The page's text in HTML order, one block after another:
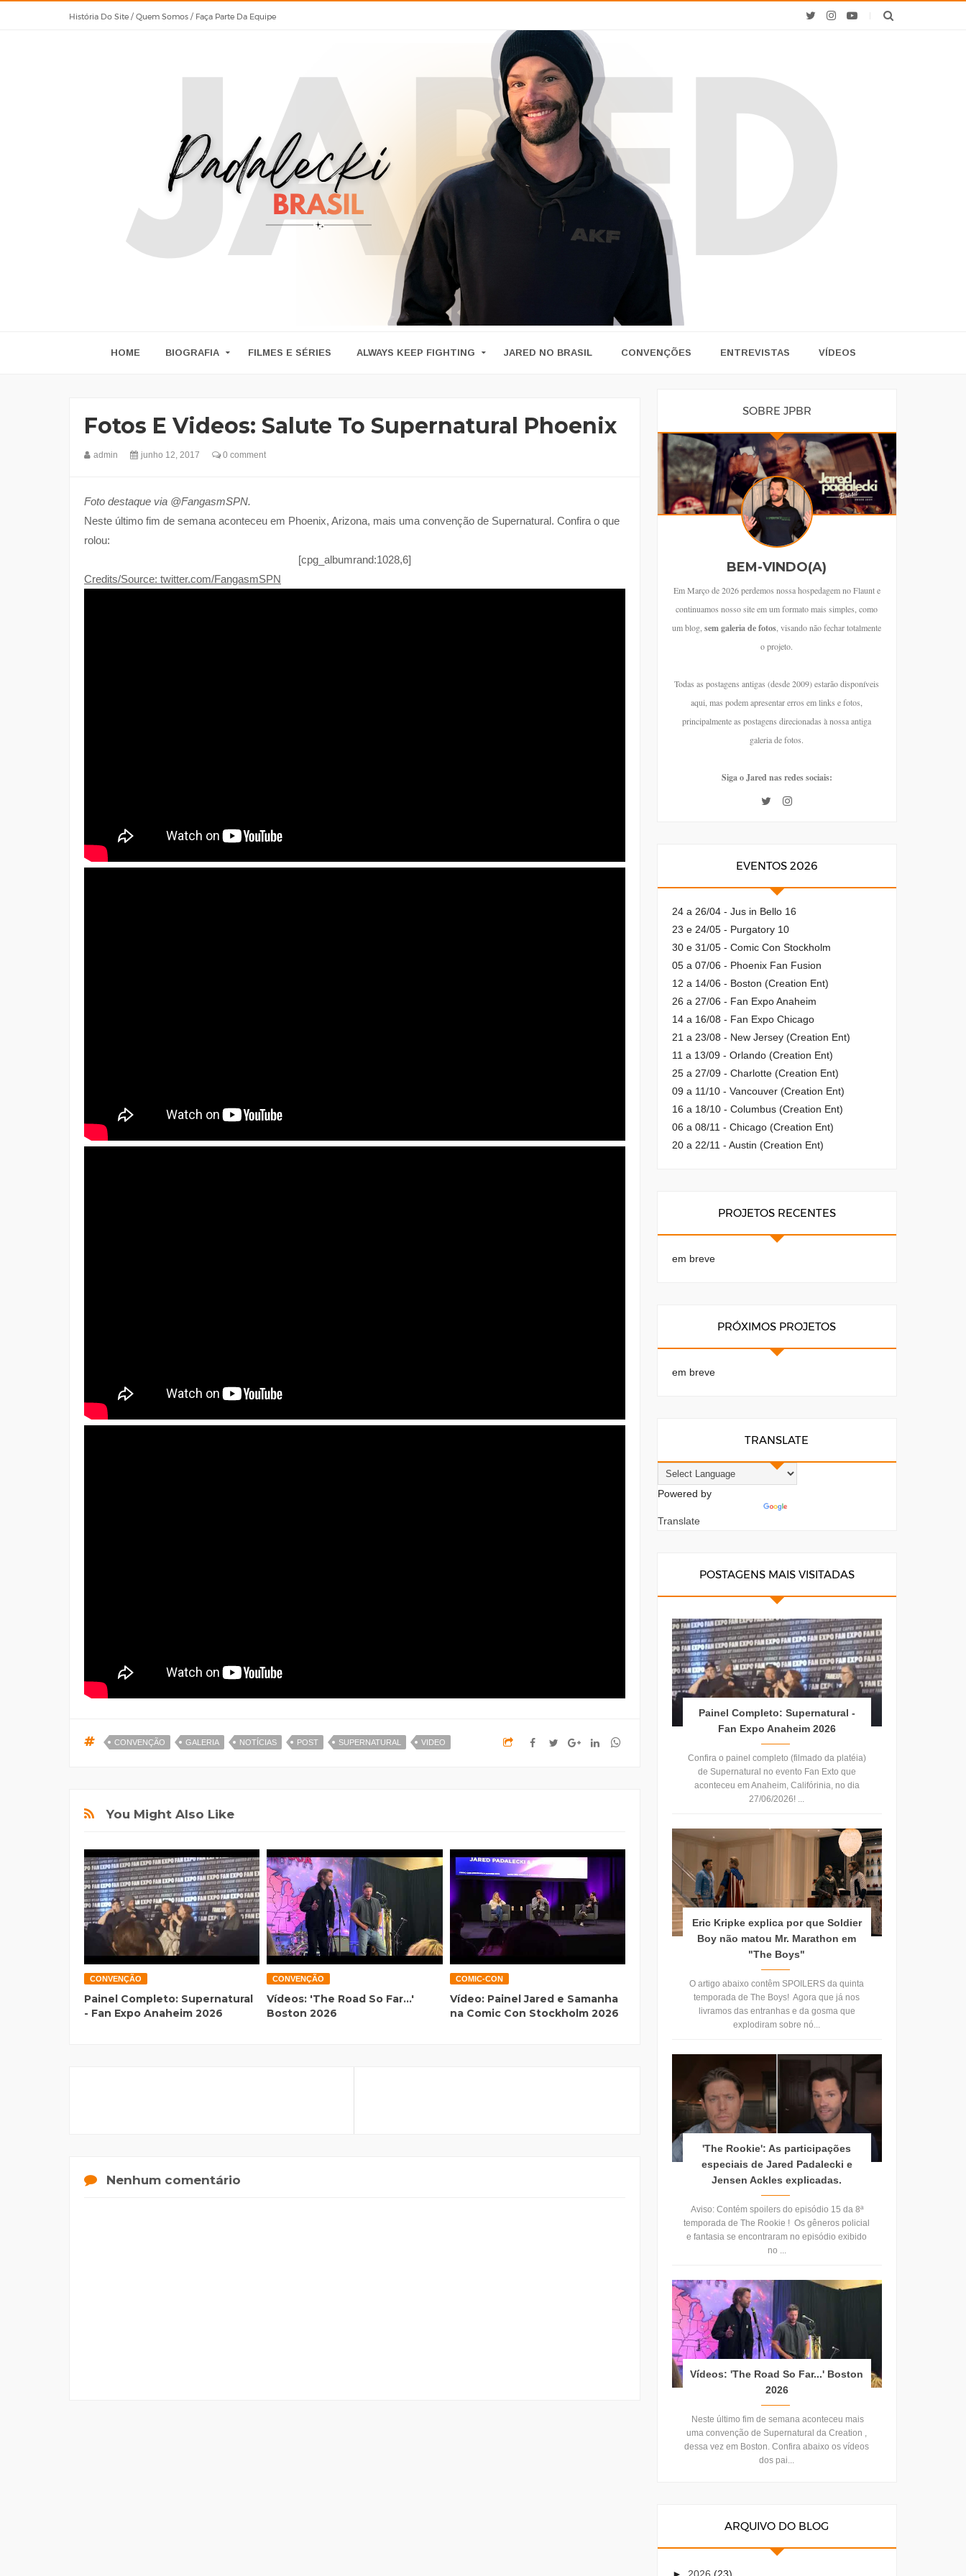
História Do Site / Quem Somos / Faça Parte Da Equipe
HOME BIOGRAFIA FILMES E SÉRIES ALWAYS KEEP FIGHTING JARED NO BRASIL CONVENÇÕES ENTREVISTAS VÍDEOS
Fotos E Videos: Salute To Supernatural Phoenix
admin junho 12, 2017 0 comment
Foto destaque via @FangasmSPN.
Neste último fim de semana aconteceu em Phoenix, Arizona, mais uma convenção de Supernatural. Confira o que
rolou:
[cpg_albumrand:1028,6]
Credits/Source: twitter.com/FangasmSPN
CONVENÇÃO GALERIA NOTÍCIAS POST SUPERNATURAL VIDEO
You Might Also Like
CONVENÇÃO
Painel Completo: Supernatural
- Fan Expo Anaheim 2026
CONVENÇÃO
Vídeos: 'The Road So Far...'
Boston 2026
COMIC-CON
Vídeo: Painel Jared e Samanha
na Comic Con Stockholm 2026
Nenhum comentário
SOBRE JPBR
BEM-VINDO(A)
Em Março de 2026 perdemos nossa hospedagem no Flaunt e
continuamos nosso site em um formato mais simples, como
um blog,sem galeria de fotos, visando não fechar totalmente
o projeto.
Todas as postagens antigas (desde 2009) estarão disponíveis
aqui, mas podem apresentar erros em links e fotos,
principalmente as postagens direcionadas à nossa antiga
galeria de fotos.
Siga o Jared nas redes sociais:
EVENTOS 2026
24 a 26/04 - Jus in Bello 16
23 e 24/05 - Purgatory 10
30 e 31/05 - Comic Con Stockholm
05 a 07/06 - Phoenix Fan Fusion
12 a 14/06 - Boston (Creation Ent)
26 a 27/06 - Fan Expo Anaheim
14 a 16/08 - Fan Expo Chicago
21 a 23/08 - New Jersey (Creation Ent)
11 a 13/09 - Orlando (Creation Ent)
25 a 27/09 - Charlotte (Creation Ent)
09 a 11/10 - Vancouver (Creation Ent)
16 a 18/10 - Columbus (Creation Ent)
06 a 08/11 - Chicago (Creation Ent)
20 a 22/11 - Austin (Creation Ent)
PROJETOS RECENTES
em breve
PRÓXIMOS PROJETOS
em breve
TRANSLATE
Powered by
Translate
POSTAGENS MAIS VISITADAS
Painel Completo: Supernatural -
Fan Expo Anaheim 2026
Confira o painel completo (filmado da platéia)
de Supernatural no evento Fan Exto que
aconteceu em Anaheim, Califórinia, no dia
27/06/2026! ...
Eric Kripke explica por que Soldier
Boy não matou Mr. Marathon em
"The Boys"
O artigo abaixo contêm SPOILERS da quinta
temporada de The Boys! Agora que já nos
livramos das entranhas e da gosma que
explodiram sobre nó...
'The Rookie': As participações
especiais de Jared Padalecki e
Jensen Ackles explicadas.
Aviso: Contém spoilers do episódio 15 da 8ª
temporada de The Rookie ! Os gêneros policial
e fantasia se encontraram no episódio exibido
no ...
Vídeos: 'The Road So Far...' Boston
2026
Neste último fim de semana aconteceu mais
uma convenção de Supernatural da Creation ,
dessa vez em Boston. Confira abaixo os vídeos
dos pai...
ARQUIVO DO BLOG
► 2026 (23)